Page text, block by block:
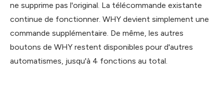
ne supprime pas l'original. La télécommande existante
continue de fonctionner. WHY devient simplement une
commande supplémentaire. De même, les autres
boutons de WHY restent disponibles pour d'autres
automatismes, jusqu'à 4 fonctions au total.